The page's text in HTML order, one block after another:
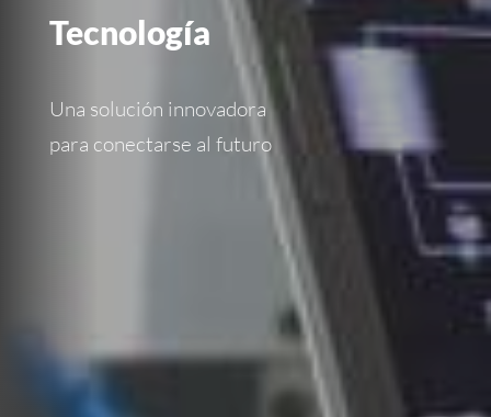
Tecnología
Una solución innovadora
para conectarse al futuro